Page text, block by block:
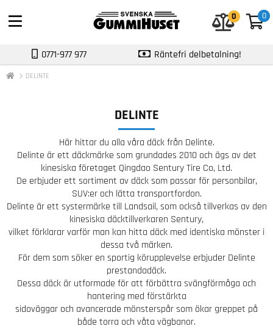
0
0
0
0771-977 977 Räntefri delbetalning!
DELINTE
DELINTE
Här hittar du alla våra däck från Delinte.
Delinte är ett däckmärke som grundades 2010 och ägs av det
kinesiska företaget Qingdao Sentury Tire Co, Ltd.
De erbjuder ett sortiment av däck som passar för personbilar,
SUV:er och lätta transportfordon.
Delinte är ett systermärke till Landsail, som också tillverkas av den
kinesiska däcktillverkaren Sentury,
vilket förklarar varför man kan hitta däck med identiska mönster i
dessa två märken.
För dem som söker en sportig körupplevelse erbjuder Delinte
prestandadäck.
Dessa däck är utformade för att förbättra svängförmåga och
hantering med förstärkta
sidoväggar och avancerade mönsterspår som ökar greppet på
både torra och våta vägbanor.